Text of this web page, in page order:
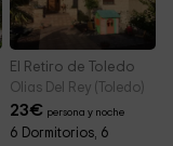
El Retiro de Toledo
Olias Del Rey (Toledo)
23€ persona y noche
6 Dormitorios, 6